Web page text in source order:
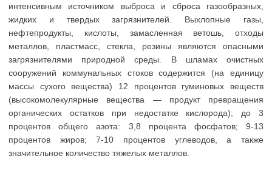
интенсивным источником выброса и сброса газообразных,
жидких и твердых загрязнителей. Выхлопные газы,
нефтепродукты, кислоты, замасленная ветошь, отходы
металлов, пластмасс, стекла, резины являются опасными
загрязнителями природной среды. В шламах очистных
сооружений коммунальных стоков содержится (на единицу
массы сухого вещества) 12 процентов гуминовых веществ
(высокомолекулярные вещества — продукт превращения
органических остатков при недостатке кислорода); до 3
процентов общего азота: 3,8 процента фосфатов; 9-13
процентов жиров; 7-10 процентов углеводов, а также
значительное количество тяжелых металлов.